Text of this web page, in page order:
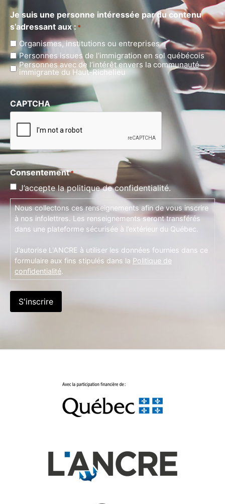
Je suis une personne intéressée par du contenu
s’adressant aux : *
Organismes, institutions ou entreprises
Personnes issues de l’immigration en sol québécois
Personnes avec de l’intérêt envers la communauté
immigrante du Haut-Richelieu
CAPTCHA
Consentement*
J’accepte la politique de confidentialité.
Nous collectons ces renseignements afin de vous inscrire
à nos infolettres. Les renseignements seront transférés
dans une plateforme sécurisée à l’extérieur du Québec.
J’autorise L'ANCRE à utiliser les données fournies dans ce
formulaire aux fins stipulés dans la Politique de
confidentialité.
S'inscrire